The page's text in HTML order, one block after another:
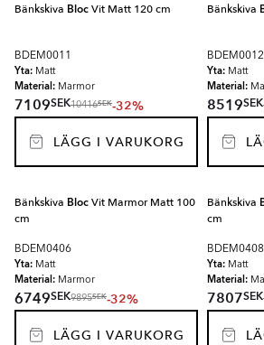
Bänkskiva BlocVit Matt 120 cm
BDEM0011
Yta: Matt
Material: Marmor
7109SEK10416SEK-32%
LÄGG I VARUKORG
Bänkskiva
BDEM0012
Yta: Matt
Material:
8519SEK
Bänkskiva BlocVit Marmor Matt 100
cm
BDEM0406
Yta: Matt
Material: Marmor
6749SEK9895SEK-32%
LÄGG I VARUKORG
Bänkskiva
cm
BDEM0408
Yta: Matt
Material:
7807SEK